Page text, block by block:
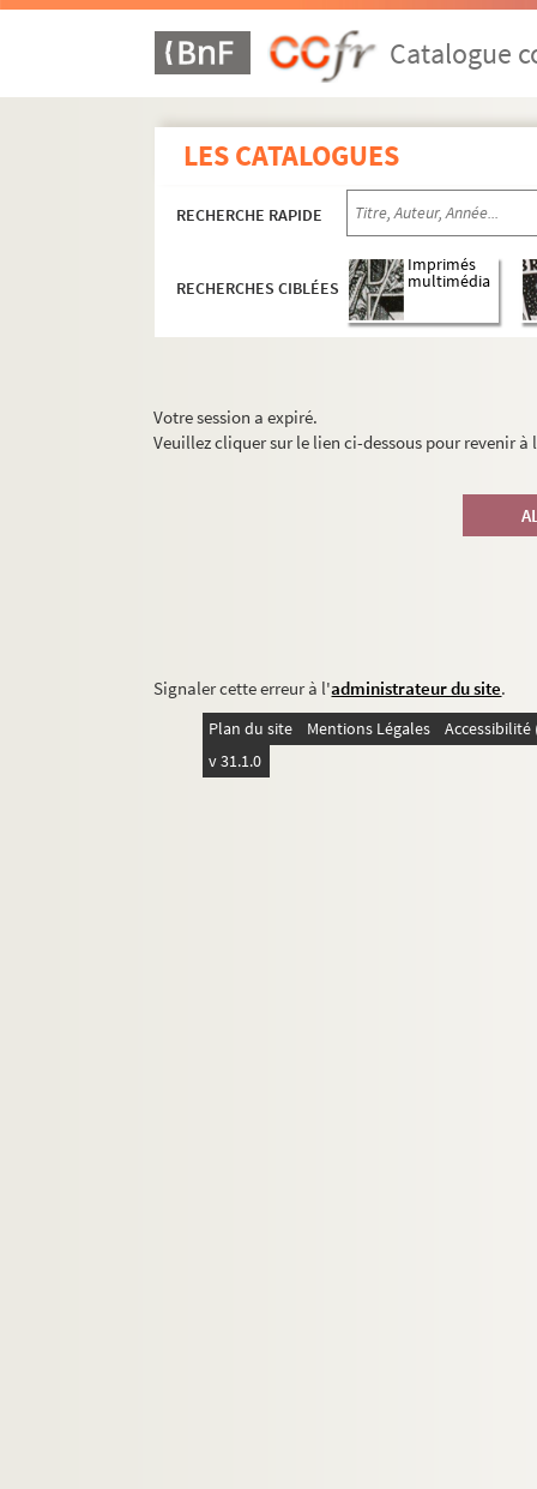
Catalogue
LES CATALOGUES
RECHERCHE RAPIDE
RECHERCHES CIBLÉES
Imprimés
multimédia
Votre session a expiré.
Veuillez cliquer sur le lien ci-dessous pour revenir
Signaler cette erreur à l'administrateur du site.
Plan du site Mentions Légales
v 31.1.0